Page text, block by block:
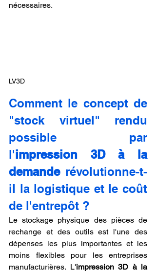
nécessaires.
LV3D
Comment le concept de
"stock virtuel" rendu
possible par
l'impression 3D à la
demande révolutionne-t-
il la logistique et le coût
de l'entrepôt ?
Le stockage physique des pièces de
rechange et des outils est l'une des
dépenses les plus importantes et les
moins flexibles pour les entreprises
manufacturières. L'impression 3D à la